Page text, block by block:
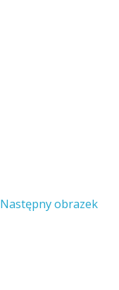
Następny obrazek